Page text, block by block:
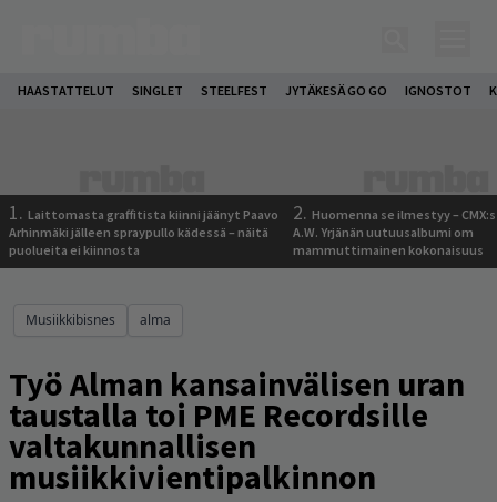
HAASTATTELUT SINGLET STEELFEST JYTÄKESÄ GO GO IGNOSTOT
1. Laittomasta graffitista kiinni jäänyt Paavo
Arhinmäki jälleen spraypullo kädessä – näitä
puolueita ei kiinnosta
2. Huomenna se ilmestyy –
A.W. Yrjänän uutuusalbumi om
mammuttimainen kokonaisuus
Musiikkibisnes alma
Työ Alman kansainvälisen uran
taustalla toi PME Recordsille
valtakunnallisen
musiikkivientipalkinnon